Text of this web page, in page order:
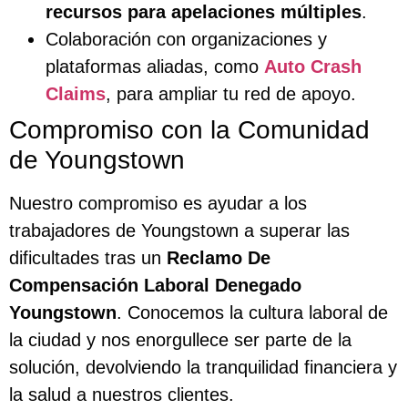
recursos para apelaciones múltiples.
Colaboración con organizaciones y
plataformas aliadas, como Auto Crash
Claims, para ampliar tu red de apoyo.
Compromiso con la Comunidad
de Youngstown
Nuestro compromiso es ayudar a los
trabajadores de Youngstown a superar las
dificultades tras un Reclamo De
Compensación Laboral Denegado
Youngstown. Conocemos la cultura laboral de
la ciudad y nos enorgullece ser parte de la
solución, devolviendo la tranquilidad financiera y
la salud a nuestros clientes.